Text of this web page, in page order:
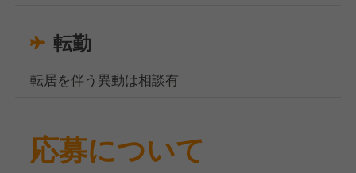
転勤
転居を伴う異動は相談有
応募について